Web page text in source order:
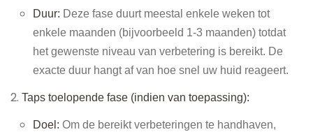
Duur: Deze fase duurt meestal enkele weken tot
enkele maanden (bijvoorbeeld 1-3 maanden) totdat
het gewenste niveau van verbetering is bereikt. De
exacte duur hangt af van hoe snel uw huid reageert.
Taps toelopende fase (indien van toepassing):
Doel: Om de bereikt verbeteringen te handhaven,